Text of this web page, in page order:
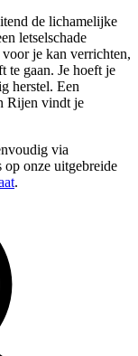
de lichamelijke
letselschade
je kan verrichten,
te gaan. Je hoeft je
herstel. Een
Rijen vindt je
via
onze uitgebreide
.